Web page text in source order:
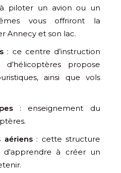
piloter un avion ou un
vous offriront la
Annecy et son lac.
: ce centre d’instruction
propose
ainsi que vols
: enseignement du
aériens: cette structure
à créer un